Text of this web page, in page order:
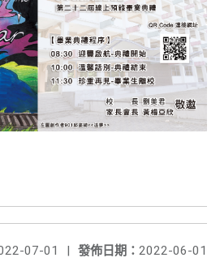
發佈日期： 2022-06-01
07-01 |